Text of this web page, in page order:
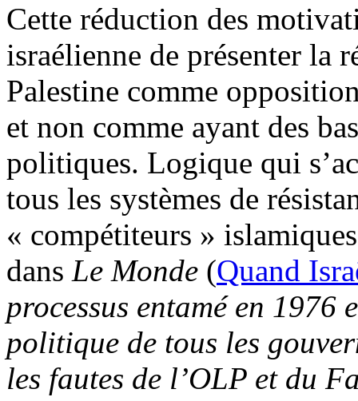
Cette réduction des
israélienne de présenter la
Palestine comme
et non comme ayant des
politiques. Logique qui
tous les systèmes de
« compétiteurs »
dans Le Monde (Quand
processus entamé en 1976
politique de tous les
les fautes de l’OLP et du